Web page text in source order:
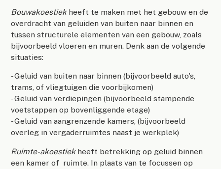
Bouwakoestiekheeft te maken met het gebouw en de
overdracht van geluiden van buiten naar binnen en
tussen structurele elementen van een gebouw, zoals
bijvoorbeeld vloeren en muren. Denk aan de volgende
situaties:
- Geluid van buiten naar binnen (bijvoorbeeld auto's,
trams, of vliegtuigen die voorbijkomen)
- Geluid van verdiepingen (bijvoorbeeld stampende
voetstappen op bovenliggende etage)
- Geluid van aangrenzende kamers, (bijvoorbeeld
overleg in vergaderruimtes naast je werkplek)
Ruimte-akoestiekheeft betrekking op geluid binnen
een kamer of ruimte. In plaats van te focussen op